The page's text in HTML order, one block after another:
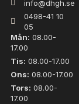
info@dhgh.se
0498-41 10
05
Mån: 08.00-
17.00
Tis: 08.00-17.00
Ons: 08.00-17.00
Tors: 08.00-
17.00